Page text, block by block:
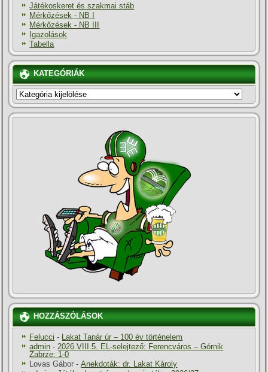
Játékoskeret és szakmai stáb
Mérkőzések - NB I
Mérkőzések - NB III
Igazolások
Tabella
KATEGÓRIÁK
KATEGÓRIÁK
HOZZÁSZÓLÁSOK
Felucci - Lakat Tanár úr – 100 év történelem
admin -2026.VIII.5. EL-selejtező: Ferencváros – Górnik
Zabrze: 1-0
Lovas Gábor -Anekdoták: dr. Lakat Károly